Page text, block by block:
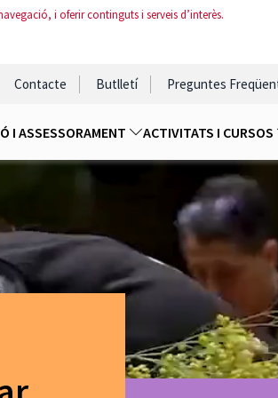
i oferir continguts i serveis d’interès.
Contacte Butlletí Preguntes
I ASSESSORAMENT ACTIVITATS I CURSOS